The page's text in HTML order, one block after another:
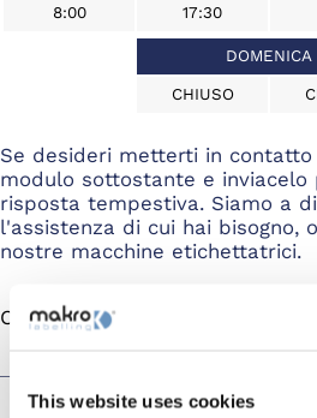
This website uses cookies
Se desideri metterti in
modulo sottostante e inviacelo
risposta tempestiva. Siamo a
l'assistenza di cui hai bisogno,
nostre macchine etichettatrici.
Oggetto della tua richiesta *
8:00 17:30
DOMENICA
CHIUSO